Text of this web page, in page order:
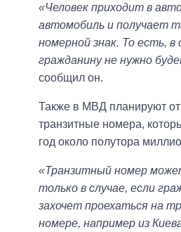
«Человек приходит в
автомобиль и получает
номерной знак. То есть,
гражданину не нужно
сообщил он.
Также в МВД планируют
транзитные номера,
год около полутора
«Транзитный номер
только в случае, если
захочет проехаться на
номере, например из